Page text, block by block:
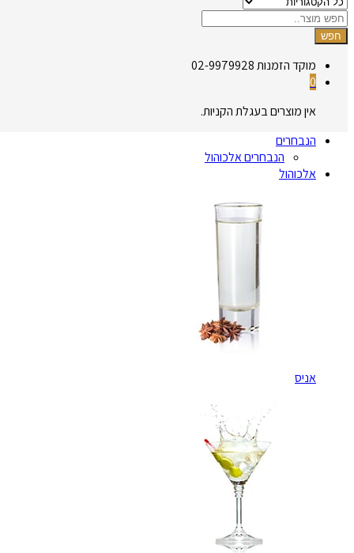
חפש
מוקד הזמנות02-9979928
0
אין מוצרים בעגלת הקניות.
הנבחרים
הנבחרים אלכוהול
אלכוהול
אניס